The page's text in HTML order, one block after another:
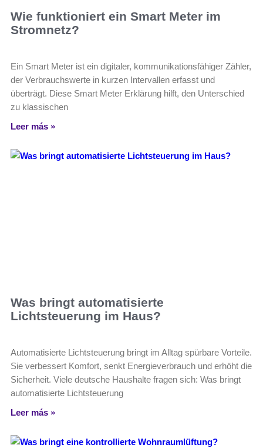
Wie funktioniert ein Smart Meter im
Stromnetz?
Ein Smart Meter ist ein digitaler, kommunikationsfähiger Zähler,
der Verbrauchswerte in kurzen Intervallen erfasst und
überträgt. Diese Smart Meter Erklärung hilft, den Unterschied
zu klassischen
Leer más »
Was bringt automatisierte
Lichtsteuerung im Haus?
Automatisierte Lichtsteuerung bringt im Alltag spürbare Vorteile.
Sie verbessert Komfort, senkt Energieverbrauch und erhöht die
Sicherheit. Viele deutsche Haushalte fragen sich: Was bringt
automatisierte Lichtsteuerung
Leer más »